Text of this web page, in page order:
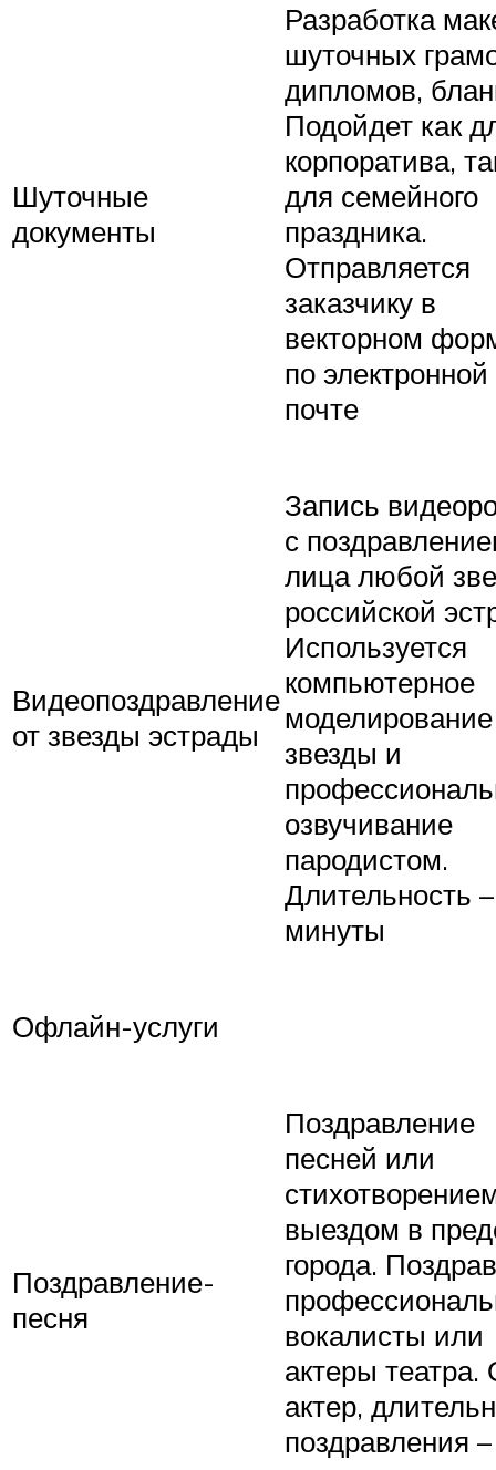
Шуточные
документы
Разработка
шуточных
дипломов,
Подойдет как
корпоратива,
для семейного
праздника.
Отправляется
заказчику в
векторном
по электронной
почте
Видеопоздравление
от звезды эстрады
Запись
с
лица любой
российской
Используется
компьютерное
звезды и
озвучивание
пародистом.
Длительность
минуты
Офлайн-услуги
Поздравление-
песня
Поздравление
песней или
выездом в
города.
вокалисты или
актеры театра.
актер,
поздравления